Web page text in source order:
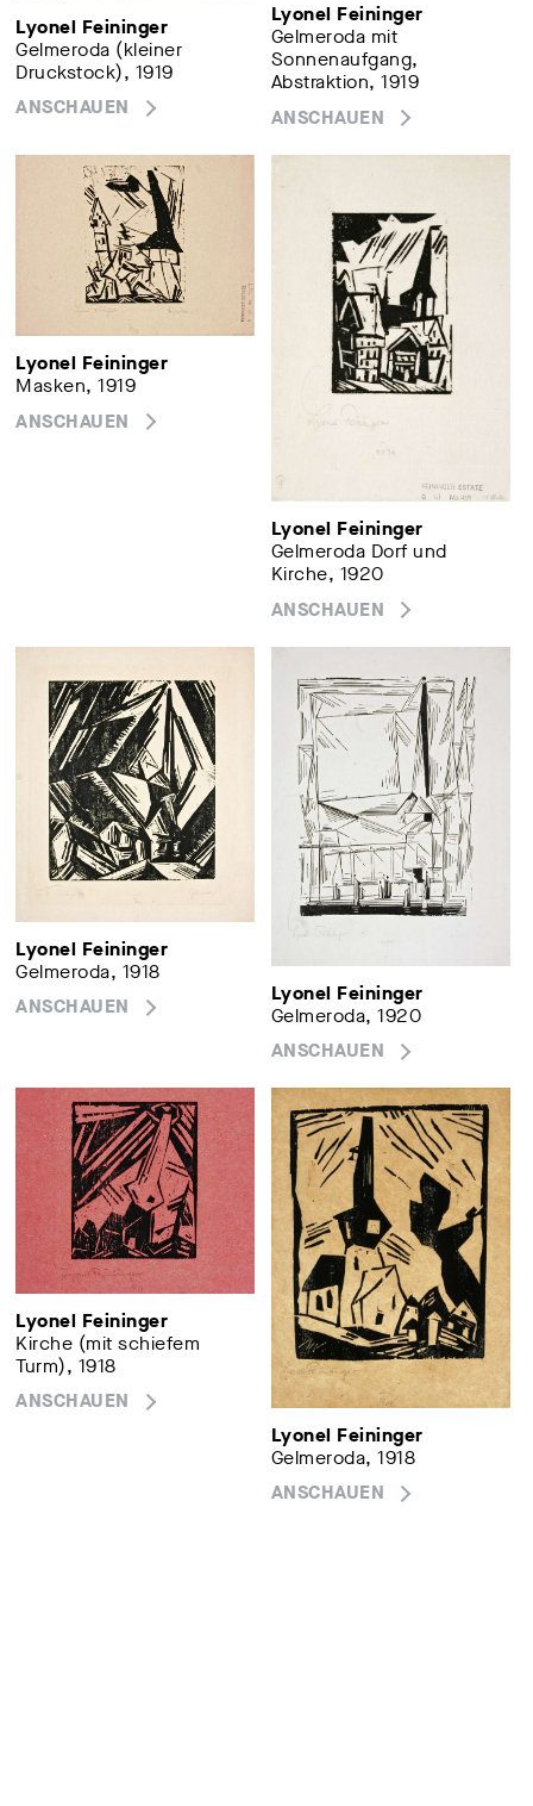
Lyonel Feininger
Gelmeroda (kleiner
Druckstock), 1919
ANSCHAUEN
Lyonel Feininger
Gelmeroda mit
Sonnenaufgang,
Abstraktion, 1919
ANSCHAUEN
Lyonel Feininger
Masken, 1919
ANSCHAUEN
Lyonel Feininger
Gelmeroda Dorf und
Kirche, 1920
ANSCHAUEN
Lyonel Feininger
Gelmeroda, 1918
ANSCHAUEN
Lyonel Feininger
Gelmeroda, 1920
ANSCHAUEN
Lyonel Feininger
Kirche (mit schiefem
Turm), 1918
ANSCHAUEN
Lyonel Feininger
Gelmeroda, 1918
ANSCHAUEN